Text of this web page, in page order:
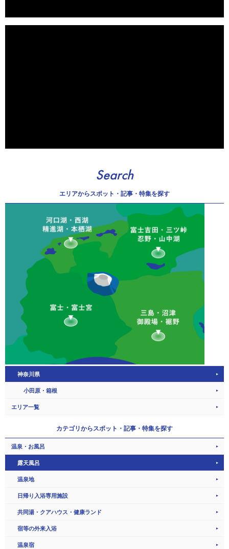
Search
エリアからスポット・記事・特集を探す
神奈川県
小田原・箱根
エリア一覧
カテゴリからスポット・記事・特集を探す
温泉・お風呂
露天風呂
温泉地
日帰り入浴専用施設
共同湯・クアハウス・健康ランド
宿等の外来入浴
温泉宿